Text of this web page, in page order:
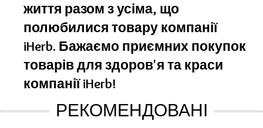
життя разом з усіма, що
полюбилися товару компанії
iHerb. Бажаємо приємних покупок
товарів для здоров'я та краси
компанії iHerb!
РЕКОМЕНДОВАНІ